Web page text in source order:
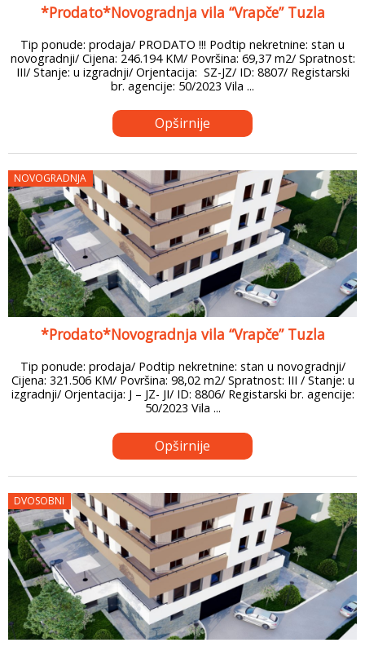
*Prodato*Novogradnja vila “Vrapče” Tuzla
Tip ponude: prodaja/ PRODATO !!! Podtip nekretnine: stan u
novogradnji/ Cijena: 246.194 KM/ Površina: 69,37 m2/ Spratnost:
III/ Stanje: u izgradnji/ Orjentacija: SZ-JZ/ ID: 8807/ Registarski
br. agencije: 50/2023 Vila ...
Opširnije
NOVOGRADNJA
*Prodato*Novogradnja vila “Vrapče” Tuzla
Tip ponude: prodaja/ Podtip nekretnine: stan u novogradnji/
Cijena: 321.506 KM/ Površina: 98,02 m2/ Spratnost: III / Stanje: u
izgradnji/ Orjentacija: J – JZ- JI/ ID: 8806/ Registarski br. agencije:
50/2023 Vila ...
Opširnije
DVOSOBNI